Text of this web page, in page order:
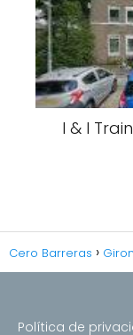
I & I
Cero Barreras
Política de